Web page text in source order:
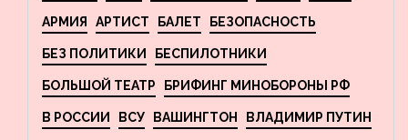
АРМИЯ АРТИСТ БАЛЕТ БЕЗОПАСНОСТЬ
БЕЗ ПОЛИТИКИ БЕСПИЛОТНИКИ
БОЛЬШОЙ ТЕАТР БРИФИНГ МИНОБОРОНЫ РФ
В РОССИИ ВСУ ВАШИНГТОН ВЛАДИМИР ПУТИН